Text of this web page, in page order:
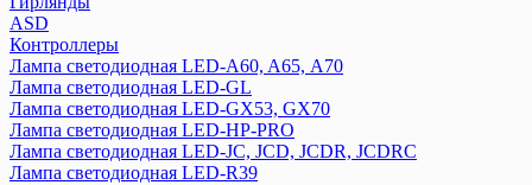
ASD
Контроллеры
Лампа светодиодная LED-A60, A65, А70
Лампа светодиодная LED-GL
Лампа светодиодная LED-GX53, GX70
Лампа светодиодная LED-HP-PRO
Лампа светодиодная LED-JC, JCD, JCDR, JCDRC
Лампа светодиодная LED-R39